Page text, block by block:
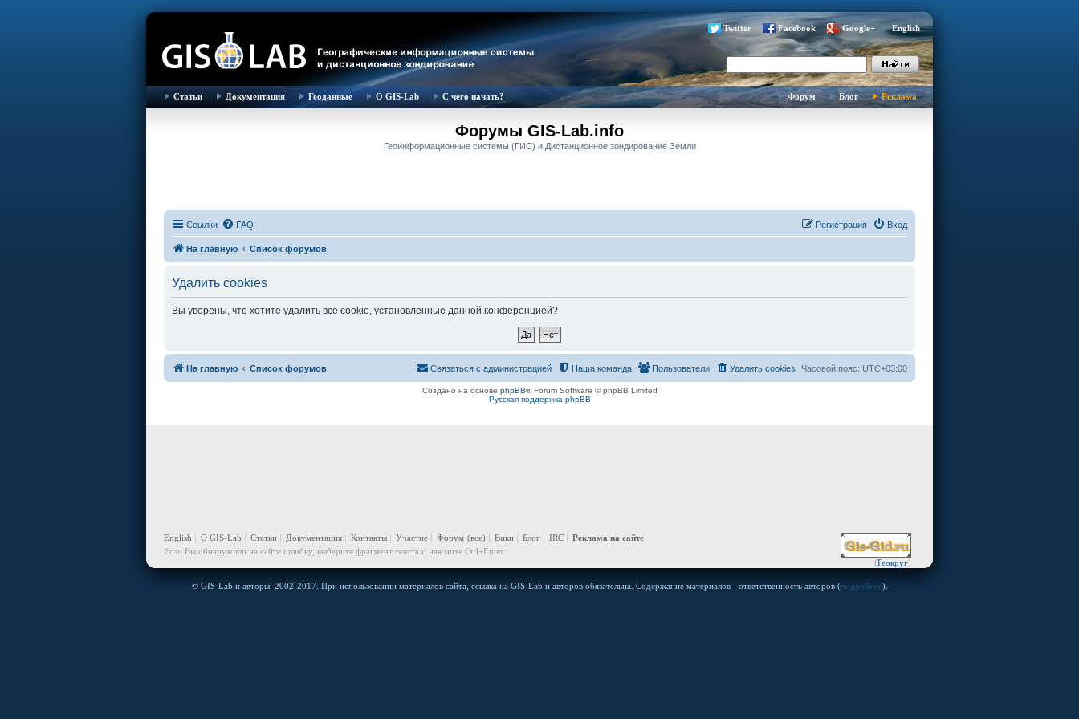
Twitter Facebook Google+ English
Статьи Документация Геоданные О GIS-Lab С чего начать? Форум Блог Реклама
Форумы GIS-Lab.info
Геоинформационные системы (ГИС) и Дистанционное зондирование Земли
Ссылки FAQ Вход
Регистрация
На главную Список форумов
Удалить cookies
Вы уверены, что хотите удалить все cookie, установленные данной конференцией?
На главную Список форумов Часовой пояс: UTC+03:00
Удалить cookies
Пользователи
Наша команда
Связаться с администрацией
Создано на основе phpBB® Forum Software © phpBB Limited
Русская поддержка phpBB
(Геокруг)
English О GIS-Lab Статьи Документация Контакты Участие Форум (все) Вики Блог IRC
Реклама на сайте
Если Вы обнаружили на сайте ошибку, выберите фрагмент текста и нажмите Ctrl+Enter
© GIS-Lab и авторы, 2002-2017. При использовании материалов сайта, ссылка на GIS-Lab и авторов обязательна. Содержание материалов - ответственность авторов (подробнее).